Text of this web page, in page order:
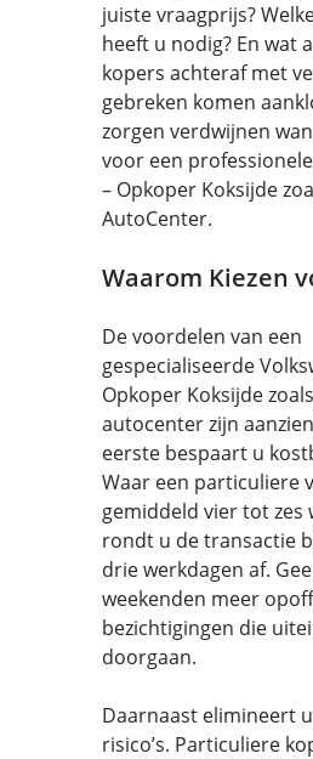
juiste vraagprijs?
heeft u nodig? En wat
kopers achteraf met
gebreken komen
zorgen verdwijnen
voor een
– Opkoper Koksijde
AutoCenter.
Waarom Kiezen
De voordelen van een
gespecialiseerde
Opkoper Koksijde
autocenter zijn
eerste bespaart u
Waar een particuliere
gemiddeld vier tot zes
rondt u de transactie
drie werkdagen af.
weekenden meer
bezichtigingen die
doorgaan.
Daarnaast elimineert
risico’s. Particuliere